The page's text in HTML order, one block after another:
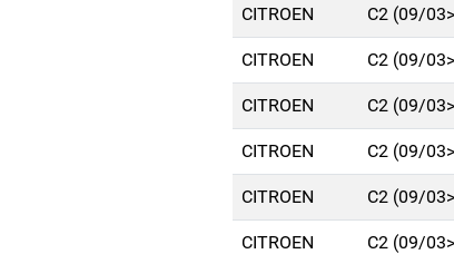
CITROEN C2 (09/
CITROEN C2 (09/
CITROEN C2 (09/
CITROEN C2 (09/
CITROEN C2 (09/
CITROEN C2 (09/